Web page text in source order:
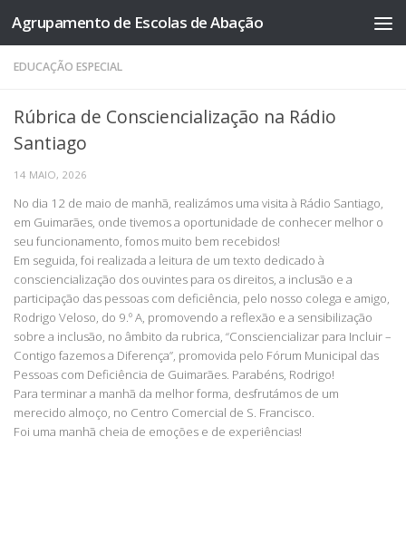
Skip to content
Agrupamento de Escolas de Abação
EDUCAÇÃO ESPECIAL
Rúbrica de Consciencialização na Rádio
Santiago
14 MAIO, 2026
No dia 12 de maio de manhã, realizámos uma visita à Rádio Santiago,
em Guimarães, onde tivemos a oportunidade de conhecer melhor o
seu funcionamento, fomos muito bem recebidos!
Em seguida, foi realizada a leitura de um texto dedicado à
consciencialização dos ouvintes para os direitos, a inclusão e a
participação das pessoas com deficiência, pelo nosso colega e amigo,
Rodrigo Veloso, do 9.º A, promovendo a reflexão e a sensibilização
sobre a inclusão, no âmbito da rubrica, “Consciencializar para Incluir –
Contigo fazemos a Diferença”, promovida pelo Fórum Municipal das
Pessoas com Deficiência de Guimarães. Parabéns, Rodrigo!
Para terminar a manhã da melhor forma, desfrutámos de um
merecido almoço, no Centro Comercial de S. Francisco.
Foi uma manhã cheia de emoções e de experiências!